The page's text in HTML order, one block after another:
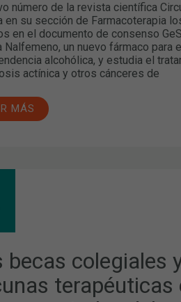
número de la revista científica
en su sección de Farmacoterapia
en el documento de consenso
Nalfemeno, un nuevo fármaco para
alcohólica, y estudia el
actínica y otros cánceres de
MÁS
becas colegiales
terapéuticas